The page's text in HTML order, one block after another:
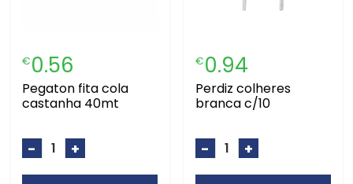
€0.56
pegaton fita cola
castanha 40mt
- +
€0.94
perdiz colheres
branca c/10
- +